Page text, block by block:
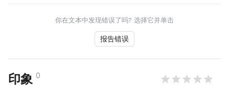
你在文本中发现错误了吗? 选择它并单击
报告错误
印象 0